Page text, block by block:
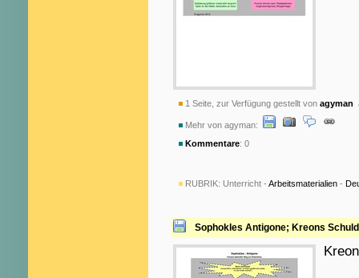
1 Seite, zur Verfügung gestellt von agyman
Mehr von agyman:
Kommentare: 0
RUBRIK: Unterricht - Arbeitsmaterialien -
Sophokles Antigone; Kreons